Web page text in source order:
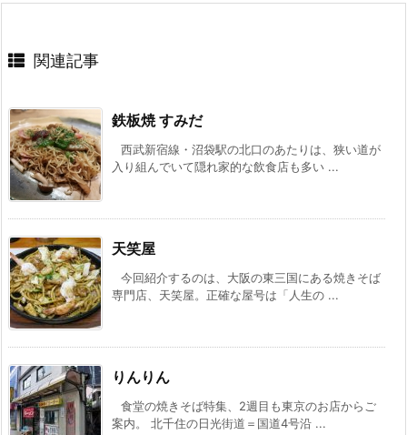
関連記事
鉄板焼 すみだ
西武新宿線・沼袋駅の北口のあたりは、狭い道が
入り組んでいて隠れ家的な飲食店も多い ...
天笑屋
今回紹介するのは、大阪の東三国にある焼きそば
専門店、天笑屋。正確な屋号は「人生の ...
りんりん
食堂の焼きそば特集、2週目も東京のお店からご
案内。 北千住の日光街道＝国道4号沿 ...